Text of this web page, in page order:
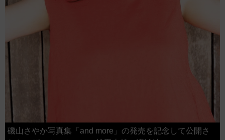
磯山さやか写真集「and more」の発売を記念して公開さ